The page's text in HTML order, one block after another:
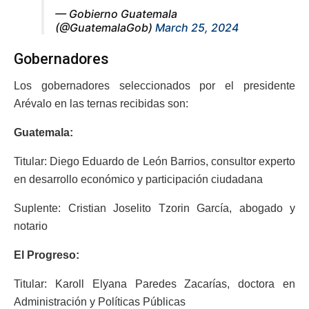
— Gobierno Guatemala
(@GuatemalaGob) March 25, 2024
Gobernadores
Los gobernadores seleccionados por el presidente
Arévalo en las ternas recibidas son:
Guatemala:
Titular: Diego Eduardo de León Barrios, consultor experto
en desarrollo económico y participación ciudadana
Suplente: Cristian Joselito Tzorin García, abogado y
notario
El Progreso:
Titular: Karoll Elyana Paredes Zacarías, doctora en
Administración y Políticas Públicas